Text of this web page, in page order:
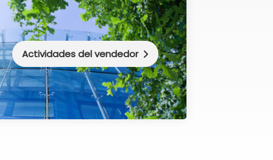
Actividades del vendedor